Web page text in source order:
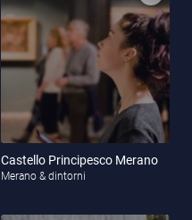
Castello Principesco Merano
Merano & dintorni